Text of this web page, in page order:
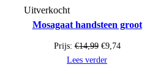
in
de
uitverkoop
Uitverkocht
Mosagaat handsteen groot
Prijs:€14,99
prijs
€9,74Huidige
Lees verder